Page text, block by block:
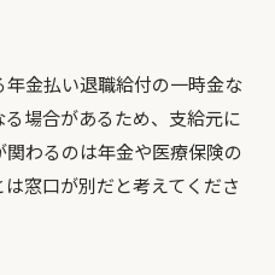
金払い退職給付の一時金な
場合があるため、支給元に
わるのは年金や医療保険の
窓口が別だと考えてくださ